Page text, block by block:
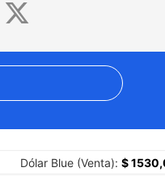
de Milei: los números del
Blue (Venta):$ 1530,00